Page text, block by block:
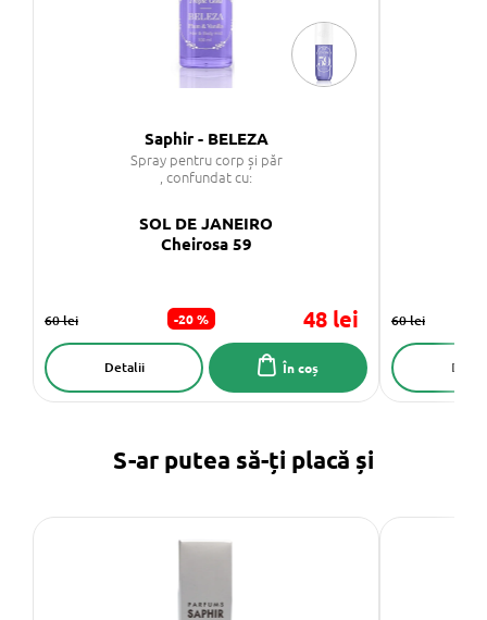
Saphir - BELEZA
Spray pentru corp și păr
, confundat cu:
SOL DE JANEIRO
Cheirosa 59
60 lei 48 lei
-20 %
În coș
Detalii
60 lei
S-ar putea să-ți placă și